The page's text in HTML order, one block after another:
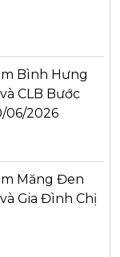
Bình Hưng
CLB Bước
06/2026
Măng Đen
Gia Đình Chị